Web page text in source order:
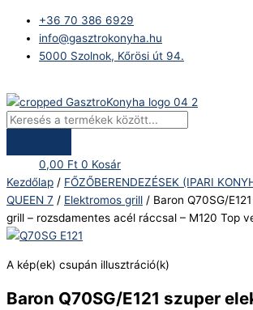
content
+36 70 386 6929
info@gasztrokonyha.hu
5000 Szolnok, Kőrösi út 94.
search
0,00 Ft 0 Kosár
Kezdőlap / FŐZŐBERENDEZÉSEK (IPARI
QUEEN 7 / Elektromos grill / Baron Q70SG/
grill – rozsdamentes acél ráccsal – M120 Top
A kép(ek) csupán illusztráció(k)
Baron Q70SG/E121 szuper
Q70SG/E121
szuper
elektromos
-
rozsdamentes
acél
M120
Top
verzió
mennyiség